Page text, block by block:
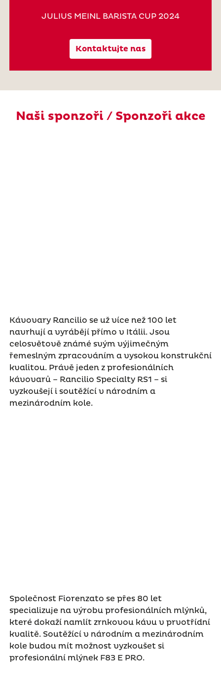
JULIUS MEINL BARISTA CUP 2024
Kontaktujte nas
Naši sponzoři / Sponzoři akce
Kávovary Rancilio se už více než 100 let
navrhují a vyrábějí přímo v Itálii. Jsou
celosvětově známé svým výjimečným
řemeslným zpracováním a vysokou konstrukční
kvalitou. Právě jeden z profesionálních
kávovarů – Rancilio Specialty RS1 – si
vyzkoušejí i soutěžící v národním a
mezinárodním kole.
Společnost Fiorenzato se přes 80 let
specializuje na výrobu profesionálních mlýnků,
které dokaží namlít zrnkovou kávu v prvotřídní
kvalitě. Soutěžící v národním a mezinárodním
kole budou mít možnost vyzkoušet si
profesionální mlýnek F83 E PRO.